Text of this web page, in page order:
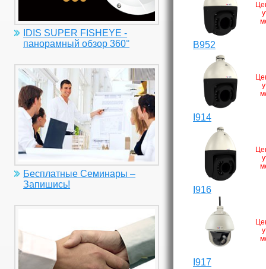
IDIS SUPER FISHEYE -
панорамный обзор 360°
Бесплатные Семинары –
Запишись!
B952
I914
I916
I917